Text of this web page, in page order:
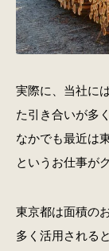
実際に、当社に
た引き合いが多
なかでも最近は
というお仕事が
東京都は面積の
多く活用される